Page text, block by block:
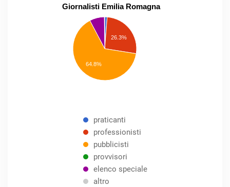
Giornalisti Emilia Romagna
26.3%
64.8%
praticanti
professionisti
pubblicisti
provvisori
elenco speciale
altro